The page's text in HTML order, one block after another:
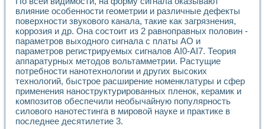
влияние особенности геометрии и различные дефекты
поверхности звукового канала, такие как загрязнения,
коррозия и др. Она состоит из 2 равноправных половин -
параметров выходного сигнала с платы АО и
параметров регистрируемых сигналов AI0-AI7. Теория
аппаратурных методов вольтамметрии. Растущие
потребности нанотехнологии и других высоких
технологий, быстрое расширение номенклатуры и сфер
применения наноструктурированных пленок, керамик и
композитов обеспечили необычайную популярность
силового нанотестинга в мировой науке и практике в
последнее десятилетие 3.